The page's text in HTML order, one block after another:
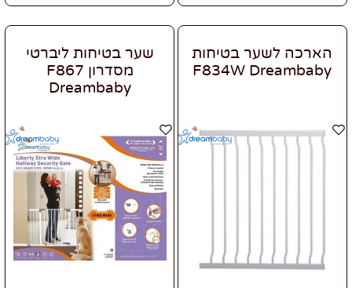
הארכה לשער בטיחות
F834W Dreambaby
שער בטיחות ליברטי
מסדרון F867
Dreambaby